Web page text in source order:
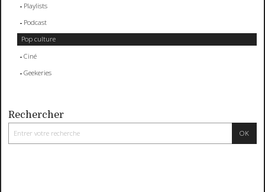
Playlists
Podcast
Pop culture
Ciné
Geekeries
Rechercher